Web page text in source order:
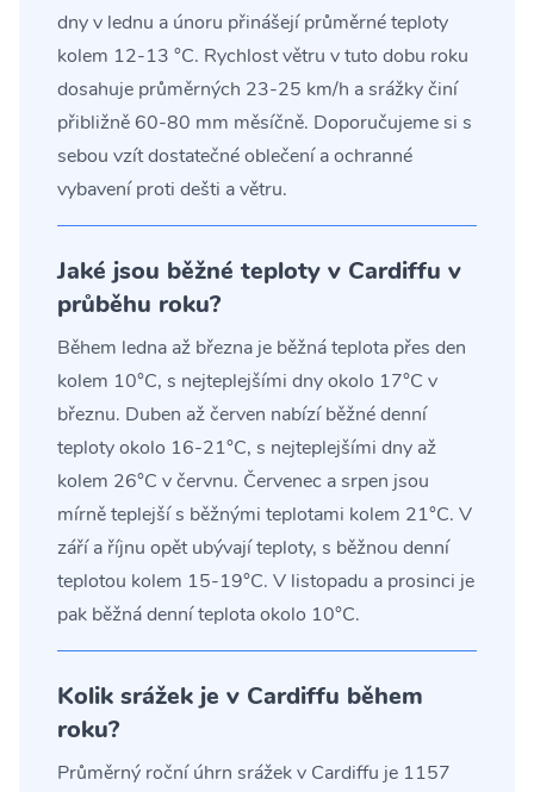
dny v lednu a únoru přinášejí průměrné teploty
kolem 12-13 °C. Rychlost větru v tuto dobu roku
dosahuje průměrných 23-25 km/h a srážky činí
přibližně 60-80 mm měsíčně. Doporučujeme si s
sebou vzít dostatečné oblečení a ochranné
vybavení proti dešti a větru.
Jaké jsou běžné teploty v Cardiffu v
průběhu roku?
Během ledna až března je běžná teplota přes den
kolem 10°C, s nejteplejšími dny okolo 17°C v
březnu. Duben až červen nabízí běžné denní
teploty okolo 16-21°C, s nejteplejšími dny až
kolem 26°C v červnu. Červenec a srpen jsou
mírně teplejší s běžnými teplotami kolem 21°C. V
září a říjnu opět ubývají teploty, s běžnou denní
teplotou kolem 15-19°C. V listopadu a prosinci je
pak běžná denní teplota okolo 10°C.
Kolik srážek je v Cardiffu během
roku?
Průměrný roční úhrn srážek v Cardiffu je 1157